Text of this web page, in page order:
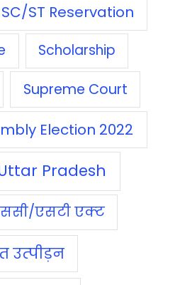
SC/ST Reservation
Scholarship
Supreme Court
Election 2022
Pradesh
एसटी एक्‍ट
उत्‍पीड़न